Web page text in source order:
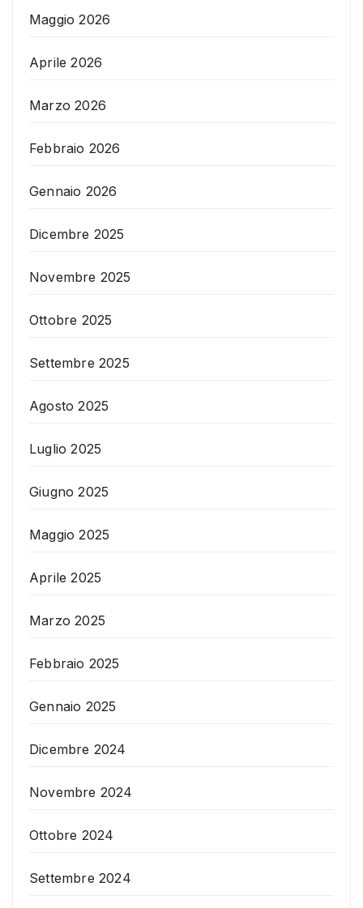
Maggio 2026
Aprile 2026
Marzo 2026
Febbraio 2026
Gennaio 2026
Dicembre 2025
Novembre 2025
Ottobre 2025
Settembre 2025
Agosto 2025
Luglio 2025
Giugno 2025
Maggio 2025
Aprile 2025
Marzo 2025
Febbraio 2025
Gennaio 2025
Dicembre 2024
Novembre 2024
Ottobre 2024
Settembre 2024